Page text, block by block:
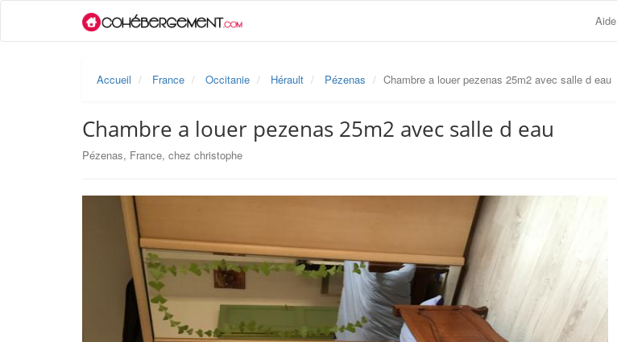
Aide
Accueil France Occitanie Hérault Pézenas Chambre a louer pezenas 25m2 avec salle d eau
Chambre a louer pezenas 25m2 avec salle d eau
Pézenas, France, chez christophe